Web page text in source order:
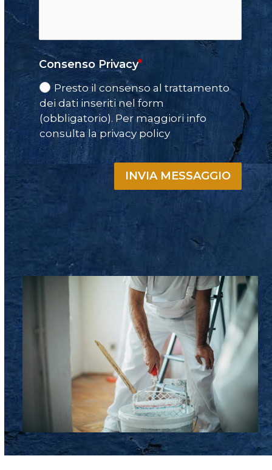
Consenso Privacy
Presto il consenso al trattamento
dei dati inseriti nel form
(obbligatorio). Per maggiori info
consulta la privacy policy
INVIA MESSAGGIO